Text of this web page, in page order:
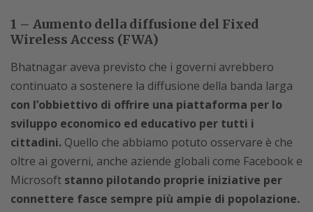
1 – Aumento della diffusione del Fixed
Wireless Access (FWA)
Bhatnagar aveva previsto che i governi avrebbero
continuato a sostenere la diffusione della banda larga
con l’obbiettivo di offrire una piattaforma per lo
sviluppo economico ed educativo per tutti i
cittadini. Quello che abbiamo potuto osservare è che
oltre ai governi, anche aziende globali come Facebook e
Microsoft stanno pilotando proprie iniziative per
connettere fasce sempre più ampie di popolazione.